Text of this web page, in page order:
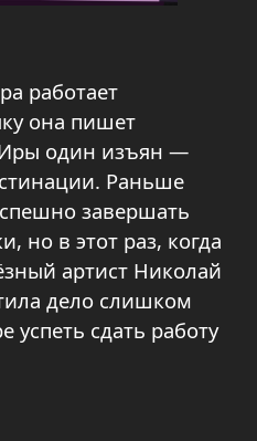
работает
она пишет
один изъян —
Раньше
завершать
но в этот раз, когда
артист Николай
дело слишком
успеть сдать работу